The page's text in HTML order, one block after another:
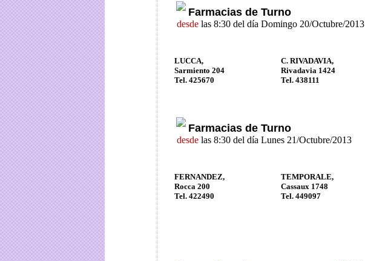
Farmacias de Turno
desde las 8:30 del día Domingo 20/Octubre/2013
LUCCA,
Sarmiento 204
Tel. 425670
C. RIVADAVIA,
Rivadavia 1424
Tel. 438111
Farmacias de Turno
desde las 8:30 del día Lunes 21/Octubre/2013
FERNANDEZ,
Rocca 200
Tel. 422490
TEMPORALE,
Cassaux 1748
Tel. 449097